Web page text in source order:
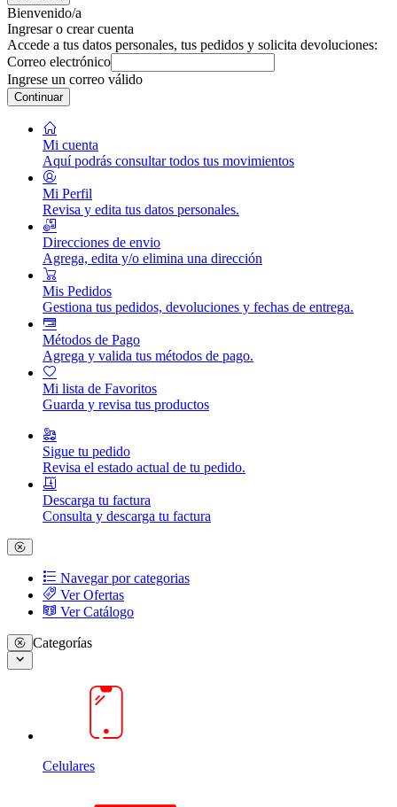
Bienvenido/a
Ingresar o crear cuenta
Accede a tus datos personales, tus pedidos y solicita devoluciones:
Correo electrónico
Ingrese un correo válido
Continuar
Mi cuenta
Aquí podrás consultar todos tus movimientos
Mi Perfil
Revisa y edita tus datos personales.
Direcciones de envio
Agrega, edita y/o elimina una dirección
Mis Pedidos
Gestiona tus pedidos, devoluciones y fechas de entrega.
Métodos de Pago
Agrega y valida tus métodos de pago.
Mi lista de Favoritos
Guarda y revisa tus productos
Sigue tu pedido
Revisa el estado actual de tu pedido.
Descarga tu factura
Consulta y descarga tu factura
Navegar por categorias
Ver Ofertas
Ver Catálogo
Categorías
Celulares